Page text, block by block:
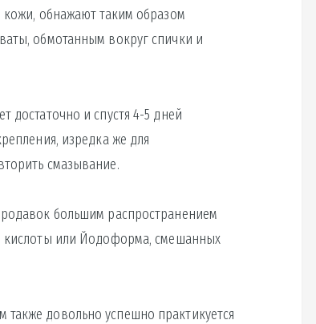
обнажают таким образом
обмотанным вокруг спички и
достаточно и спустя 4-5 дней
изредка же для
смазывание.
большим распространением
кислоты или Йодоформа, смешанных
довольно успешно практикуется